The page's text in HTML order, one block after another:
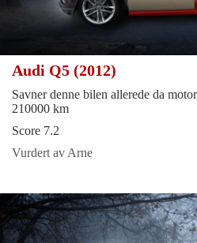
Audi Q5 (2012)
Savner denne bilen allerede da
210000 km
Score 7.2
Vurdert av Arne